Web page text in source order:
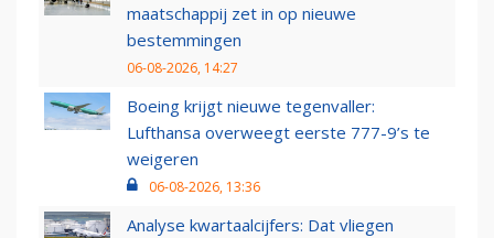
maatschappij zet in op nieuwe
bestemmingen
06-08-2026, 14:27
Boeing krijgt nieuwe tegenvaller:
Lufthansa overweegt eerste 777-9’s te
weigeren
06-08-2026, 13:36
Analyse kwartaalcijfers: Dat vliegen